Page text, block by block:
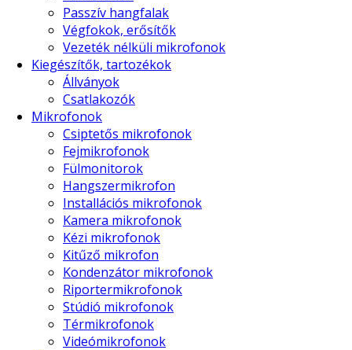
Passzív hangfalak
Végfokok, erősítők
Vezeték nélküli mikrofonok
Kiegészítők, tartozékok
Állványok
Csatlakozók
Mikrofonok
Csiptetős mikrofonok
Fejmikrofonok
Fülmonitorok
Hangszermikrofon
Installációs mikrofonok
Kamera mikrofonok
Kézi mikrofonok
Kitűző mikrofon
Kondenzátor mikrofonok
Riportermikrofonok
Stúdió mikrofonok
Térmikrofonok
Videómikrofonok